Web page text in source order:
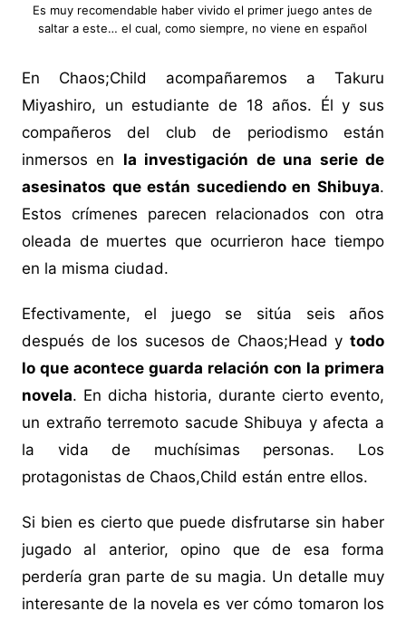
Es muy recomendable haber vivido el primer juego antes de
saltar a este… el cual, como siempre, no viene en español
En Chaos;Child acompañaremos a Takuru
Miyashiro, un estudiante de 18 años. Él y sus
compañeros del club de periodismo están
inmersos en la investigación de una serie de
asesinatos que están sucediendo en Shibuya.
Estos crímenes parecen relacionados con otra
oleada de muertes que ocurrieron hace tiempo
en la misma ciudad.
Efectivamente, el juego se sitúa seis años
después de los sucesos de Chaos;Head ytodo
lo que acontece guarda relación con la primera
novela. En dicha historia, durante cierto evento,
un extraño terremoto sacude Shibuya y afecta a
la vida de muchísimas personas. Los
protagonistas de Chaos,Child están entre ellos.
Si bien es cierto que puede disfrutarse sin haber
jugado al anterior, opino que de esa forma
perdería gran parte de su magia. Un detalle muy
interesante de la novela es ver cómo tomaron los